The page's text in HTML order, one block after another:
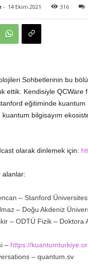
- 14 Ekim 2021 316
Sohbetlerinin bu
ettik. Kendisiyle
eğitiminde
kuantum bilgisayım
olarak dinlemek için:
alanlar:
– Stanford
– Doğu Akdeniz
– ODTÜ Fizik – Doktora
– https://
– quantum.sv